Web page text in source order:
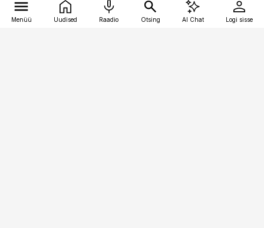
Menüü Uudised Raadio Otsing AI Chat Logi sisse